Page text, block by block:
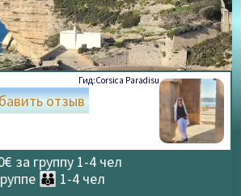
Гид:Corsica Paradisu
за группу 1-4 чел
👪 1-4 чел
отзыв